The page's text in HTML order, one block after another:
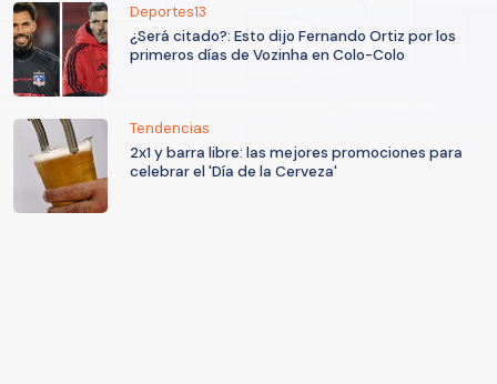
Deportes13
¿Será citado?: Esto dijo Fernando Ortiz por los
primeros días de Vozinha en Colo-Colo
Tendencias
2x1 y barra libre: las mejores promociones para
celebrar el 'Día de la Cerveza'